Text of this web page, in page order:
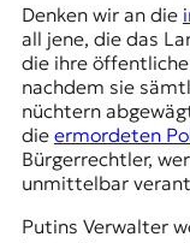
n
z
z
u
O
s
t
e
u
Denken wir an die
all jene, die das
die ihre
nachdem sie
nüchtern
die ermordeten
Bürgerrechtler,
unmittelbar
Putins Verwalter